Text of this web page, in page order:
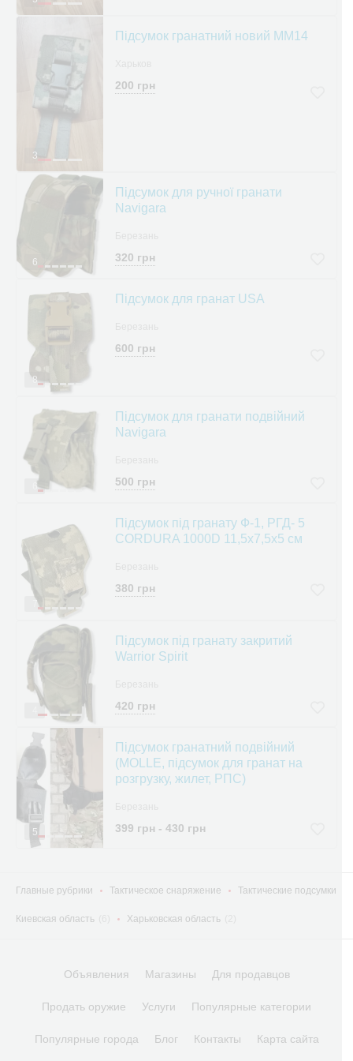
3
Підсумок гранатний новий ММ14
200 грн
6
Підсумок для ручної гранати
Navigara
320 грн
8
Підсумок для гранат USA
600 грн
6
Підсумок для гранати подвійний
Navigara
500 грн
7
Підсумок під гранату Ф-1, РГД- 5
CORDURA 1000D 11,5х7,5х5 см
380 грн
Підсумок під гранату закритий
Warrior Spirit
420 грн
5
Підсумок гранатний подвійний
(MOLLE, підсумок для гранат на
розгрузку, жилет, РПС)
399 грн - 430 грн
Главные рубрики Тактическое снаряжение Тактические подсумки
Киевская область Харьковская область
Объявления Магазины Для продавцов
Продать оружие Услуги Популярные категории
Популярные города Блог Контакты Карта сайта